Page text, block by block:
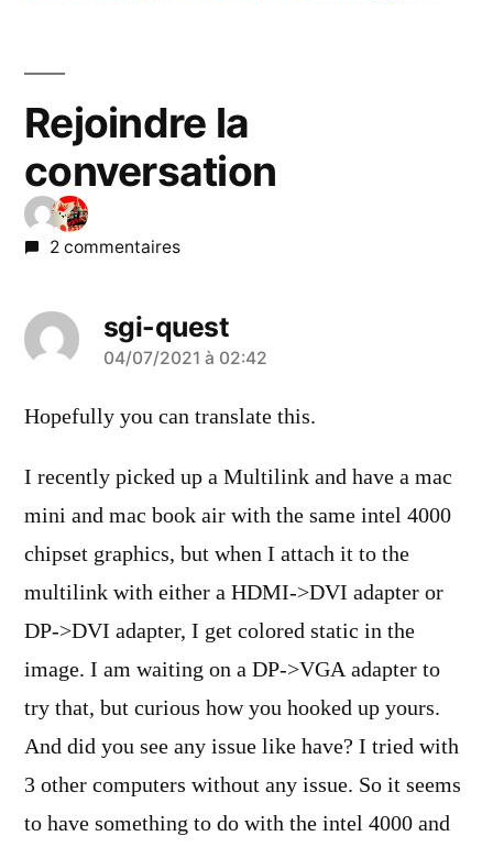
Rejoindre la
conversation
2 commentaires
sgi-quest
a
dit :
04/07/2021 à 02:42
Hopefully you can translate this.
I recently picked up a Multilink and have a mac
mini and mac book air with the same intel 4000
chipset graphics, but when I attach it to the
multilink with either a HDMI->DVI adapter or
DP->DVI adapter, I get colored static in the
image. I am waiting on a DP->VGA adapter to
try that, but curious how you hooked up yours.
And did you see any issue like have? I tried with
3 other computers without any issue. So it seems
to have something to do with the intel 4000 and